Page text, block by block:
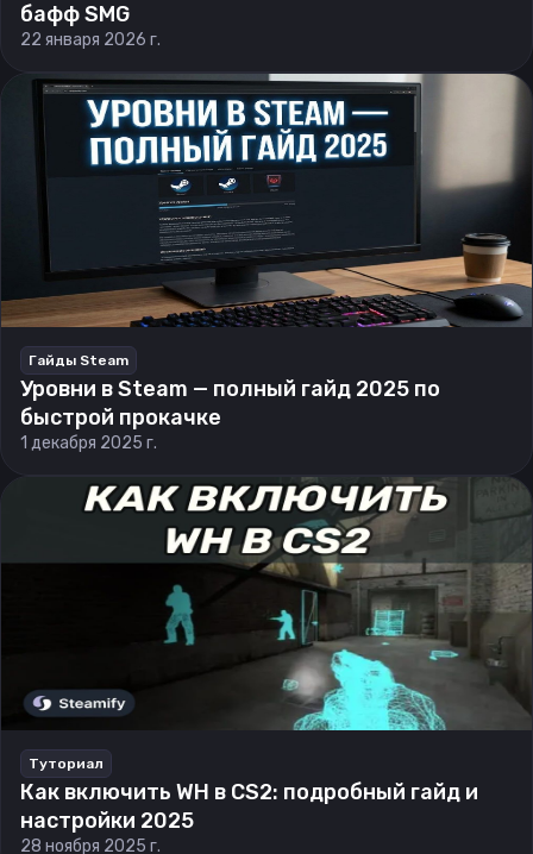
бафф SMG
22 января 2026 г.
Гайды Steam
Уровни в Steam — полный гайд 2025 по
быстрой прокачке
1 декабря 2025 г.
Туториал
Как включить WH в CS2: подробный гайд и
настройки 2025
28 ноября 2025 г.